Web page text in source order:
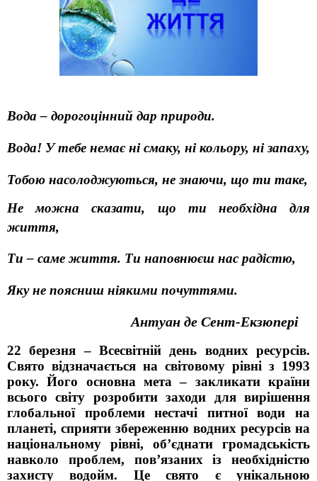
Вода – дорогоцінний дар природи.
Вода! У тебе немає ні смаку, ні кольору, ні запаху,
Тобою насолоджуються, не знаючи, що ти таке,
Не можна сказати, що ти необхідна для
життя,
Ти – саме життя. Ти наповнюєш нас радістю,
Яку не поясниш ніякими почуттями.
Антуан де Сент-Екзюпері
22 березня – Всесвітній день водних ресурсів.
Свято відзначається на світовому рівні з 1993
року. Його основна мета – закликати країни
всього світу розробити заходи для вирішення
глобальної проблеми нестачі питної води на
планеті, сприяти збереженню водних ресурсів на
національному рівні, об’єднати громадськість
навколо проблем, пов’язаних із необхідністю
захисту водойм. Це свято є унікальною